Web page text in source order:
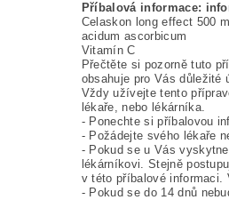
Příbalová informace:
Celaskon long effect 500
acidum ascorbicum
Vitamín C
Přečtěte si pozorně tuto
obsahuje pro Vás důležité
Vždy užívejte tento
lékaře, nebo lékárníka.
- Ponechte si příbalovou
- Požádejte svého lékaře
- Pokud se u Vás
lékárníkovi. Stejně
v této příbalové informaci.
- Pokud se do 14 dnů